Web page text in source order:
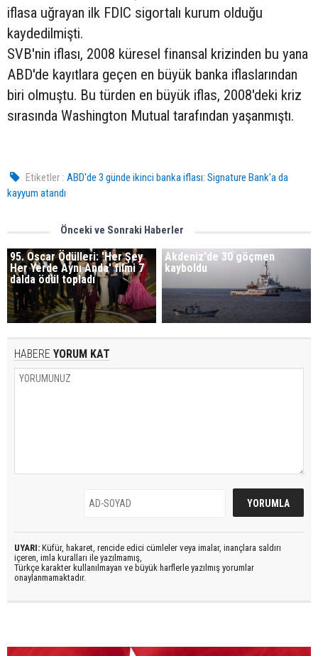
iflasa uğrayan ilk FDIC sigortalı kurum olduğu
kaydedilmişti.
SVB'nin iflası, 2008 küresel finansal krizinden bu yana
ABD'de kayıtlara geçen en büyük banka iflaslarından
biri olmuştu. Bu türden en büyük iflas, 2008'deki kriz
sırasında Washington Mutual tarafından yaşanmıştı.
Etiketler : ABD'de 3 günde ikinci banka iflası: Signature Bank'a da
kayyum atandı
Önceki ve Sonraki Haberler
95. Oscar Ödülleri: 'Her Şey
Her Yerde Aynı Anda' filmi 7
dalda ödül topladı
Akdeniz'de 30 göçmen
kayboldu
HABERE YORUM KAT
UYARI: Küfür, hakaret, rencide edici cümleler veya imalar, inançlara saldırı
içeren, imla kuralları ile yazılmamış,
Türkçe karakter kullanılmayan ve büyük harflerle yazılmış yorumlar
onaylanmamaktadır.